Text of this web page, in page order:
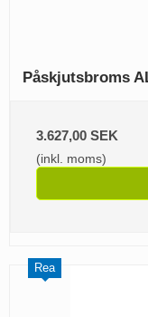
Påskjutsbroms
3.627,00 SEK
(inkl. moms)
Rea